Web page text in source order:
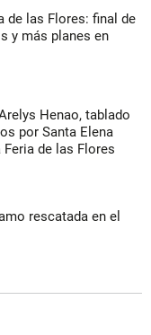
de las Flores: final de
y más planes en
Henao, tablado
por Santa Elena
de las Flores
rescatada en el